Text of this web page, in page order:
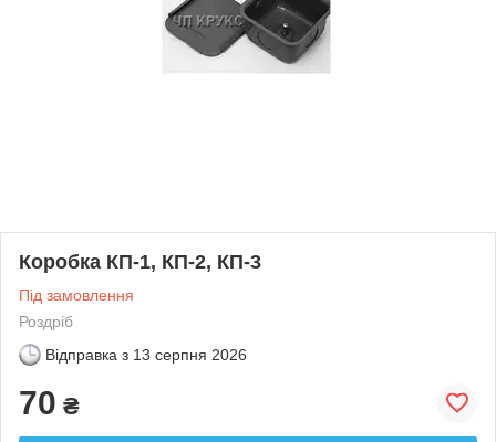
Коробка КП-1, КП-2, КП-3
Під замовлення
Роздріб
Відправка з 13 серпня 2026
70 ₴